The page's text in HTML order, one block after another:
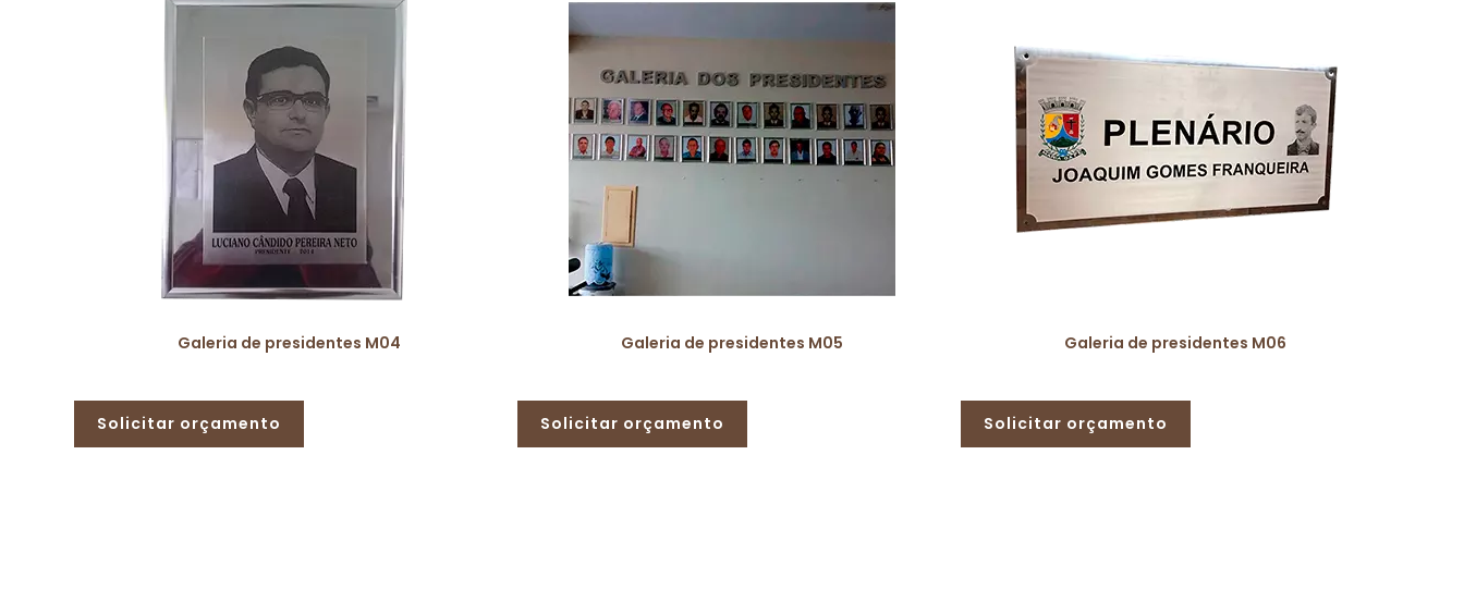
Galeria de presidentes M04
Solicitar orçamento
Galeria de presidentes M05
Solicitar orçamento
Galeria de presidentes M06
Solicitar orçamento